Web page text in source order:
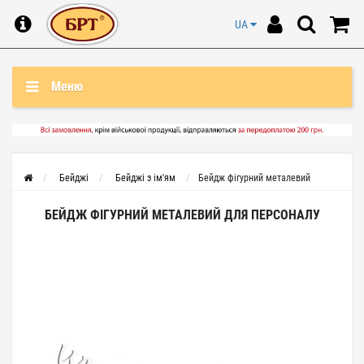
UA
Меню
Бейджі Бейджі з ім'ям Бейдж фігурний металевий
БЕЙДЖ ФІГУРНИЙ МЕТАЛЕВИЙ ДЛЯ ПЕРСОНАЛУ